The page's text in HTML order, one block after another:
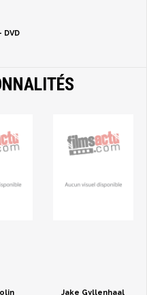
DVD
Jake Gyllenhaal